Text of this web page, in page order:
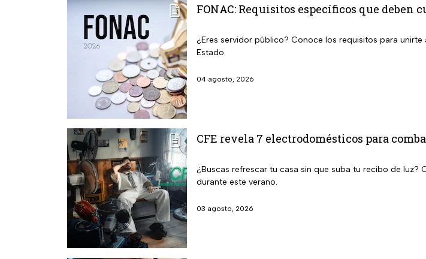
FONAC: Requisitos específicos que
¿Eres servidor público? Conoce los requisitos para
Estado.
04 agosto, 2026
CFE revela 7 electrodomésticos para
¿Buscas refrescar tu casa sin que suba tu recibo de
durante este verano.
03 agosto, 2026